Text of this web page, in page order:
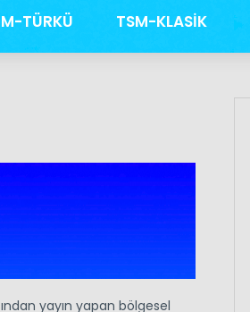
TÜRKÜ TSM-KLASİK
yayın yapan bölgesel